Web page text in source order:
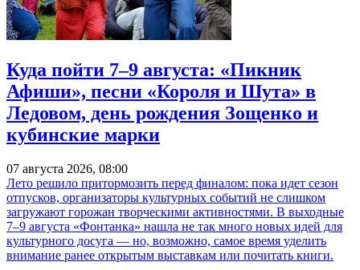
Куда пойти 7–9 августа: «Пикник
Афиши», песни «Короля и Шута» в
Ледовом, день рождения Зощенко и
кубинские марки
07 августа 2026, 08:00
Лето решило притормозить перед финалом: пока идет сезон
отпусков, организаторы культурных событий не слишком
загружают горожан творческими активностями. В выходные
7–9 августа «Фонтанка» нашла не так много новых идей для
культурного досуга — но, возможно, самое время уделить
внимание ранее открытым выставкам или почитать книги.